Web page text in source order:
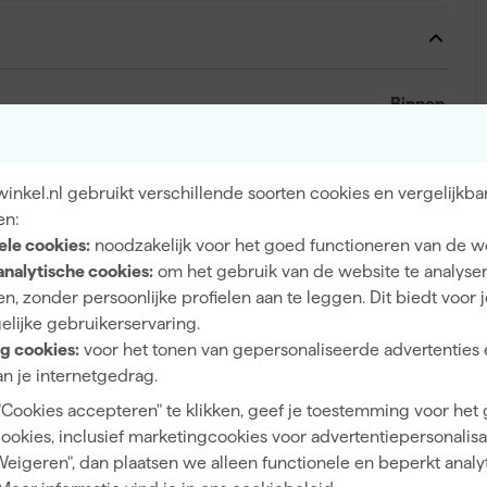
gebruikt verschillende soorten cookies en
cookies: noodzakelijk voor het goed functioneren van de
cookies: om het gebruik van de website te
zonder persoonlijke profielen aan te leggen. Dit biedt voor
gebruikerservaring.
cookies: voor het tonen van gepersonaliseerde advertenties
je internetgedrag.
accepteren" te klikken, geef je toestemming voor het
inclusief marketingcookies voor
dan plaatsen we alleen functionele en beperkt
Binnen
Dekkend
4 h
2 h